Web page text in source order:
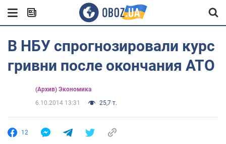
В НБУ спрогнозировали курс
гривни после окончания АТО
(Архив) Экономика
6.10.2014 13:31
25,7 т.
12